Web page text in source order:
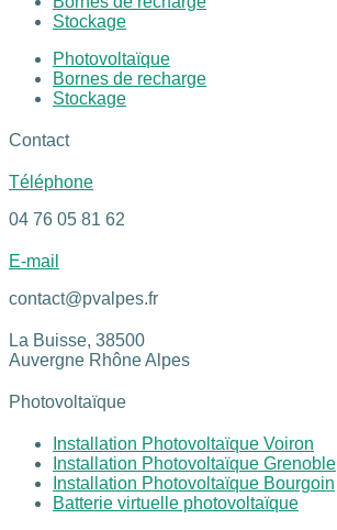
Stockage
Photovoltaïque
Bornes de recharge
Stockage
Contact
Téléphone
04 76 05 81 62
E-mail
contact@pvalpes.fr
La Buisse, 38500
Auvergne Rhône Alpes
Photovoltaïque
Installation Photovoltaïque Voiron
Installation Photovoltaïque Grenoble
Installation Photovoltaïque Bourgoin
Batterie virtuelle photovoltaïque